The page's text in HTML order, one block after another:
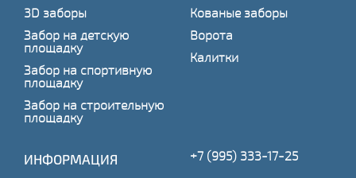
3D заборы
Забор на детскую
площадку
Забор на спортивную
площадку
Забор на строительную
площадку
Кованые заборы
Ворота
Калитки
ИНФОРМАЦИЯ +7 (995) 333-17-25